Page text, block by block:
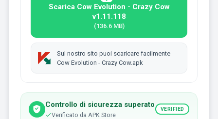
Scarica Cow Evolution - Crazy Cow
v1.11.118
(136.6 MB)
Sul nostro sito puoi scaricare facilmente
Cow Evolution - Crazy Cow.apk
Controllo di sicurezza superato
Verificato da APK Store
VERIFIED